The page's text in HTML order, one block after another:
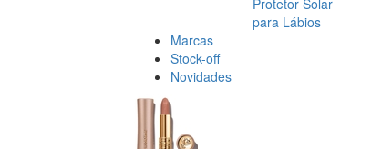
para Lábios
Marcas
Stock-off
Novidades